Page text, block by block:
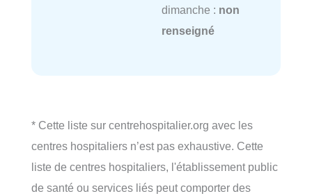
dimanche : non
renseigné
* Cette liste sur centrehospitalier.org avec les
centres hospitaliers n’est pas exhaustive. Cette
liste de centres hospitaliers, l'établissement public
de santé ou services liés peut comporter des